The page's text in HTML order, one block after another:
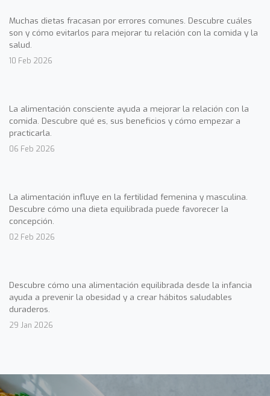
Muchas dietas fracasan por errores comunes. Descubre cuáles
son y cómo evitarlos para mejorar tu relación con la comida y la
salud.
10 Feb 2026
La alimentación consciente ayuda a mejorar la relación con la
comida. Descubre qué es, sus beneficios y cómo empezar a
practicarla.
06 Feb 2026
La alimentación influye en la fertilidad femenina y masculina.
Descubre cómo una dieta equilibrada puede favorecer la
concepción.
02 Feb 2026
Descubre cómo una alimentación equilibrada desde la infancia
ayuda a prevenir la obesidad y a crear hábitos saludables
duraderos.
29 Jan 2026